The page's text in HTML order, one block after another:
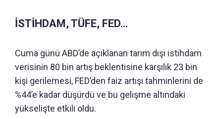
İSTİHDAM, TÜFE, FED…
Cuma günü ABD’de açıklanan tarım dışı istihdam
verisinin 80 bin artış beklentisine karşılık 23 bin
kişi gerilemesi, FED’den faiz artışı tahminlerini de
%44’e kadar düşürdü ve bu gelişme altındaki
yükselişte etkili oldu.